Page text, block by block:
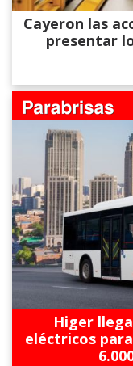
Cayeron las
presentar
Higer
eléctricos